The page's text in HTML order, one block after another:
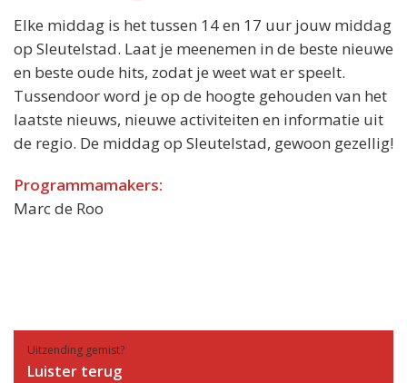
Elke middag is het tussen 14 en 17 uur jouw middag
op Sleutelstad. Laat je meenemen in de beste nieuwe
en beste oude hits, zodat je weet wat er speelt.
Tussendoor word je op de hoogte gehouden van het
laatste nieuws, nieuwe activiteiten en informatie uit
de regio. De middag op Sleutelstad, gewoon gezellig!
Programmamakers:
Marc de Roo
Uitzending gemist?
Luister terug